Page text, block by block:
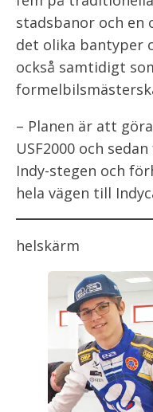
stadsbanor och en
det olika bantyper
också samtidigt
– Planen är att
USF2000 och
Indy-stegen och
hela vägen till
helskärm